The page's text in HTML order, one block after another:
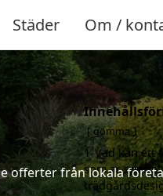
Städer Om /
offerter från lokala
gömma
1 Vad kan ett
som är